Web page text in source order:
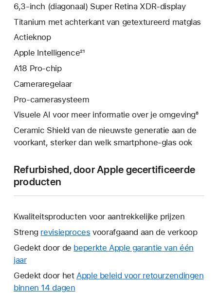
6,3‑inch (diagonaal) Super Retina XDR-display
Titanium met achterkant van getextureerd matglas
Actieknop
Apple Intelligence²¹
A18 Pro-chip
Cameraregelaar
Pro‑camerasysteem
Visuele AI voor meer informatie over je omgeving⁸
Ceramic Shield van de nieuwste generatie aan de
voorkant, sterker dan welk smartphone-glas ook
Refurbished, door Apple gecertificeerde
producten
Kwaliteitsproducten voor aantrekkelijke prijzen
Streng revisieproces voorafgaand aan de verkoop
Gedekt door de beperkte Apple garantie van één
jaarHierdoor
wordt
er
Gedekt door het Apple beleid voor retourzendingen
binnen 14 dagen